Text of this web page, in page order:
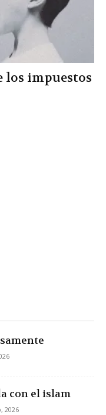
los impuestos
con el islam
2026